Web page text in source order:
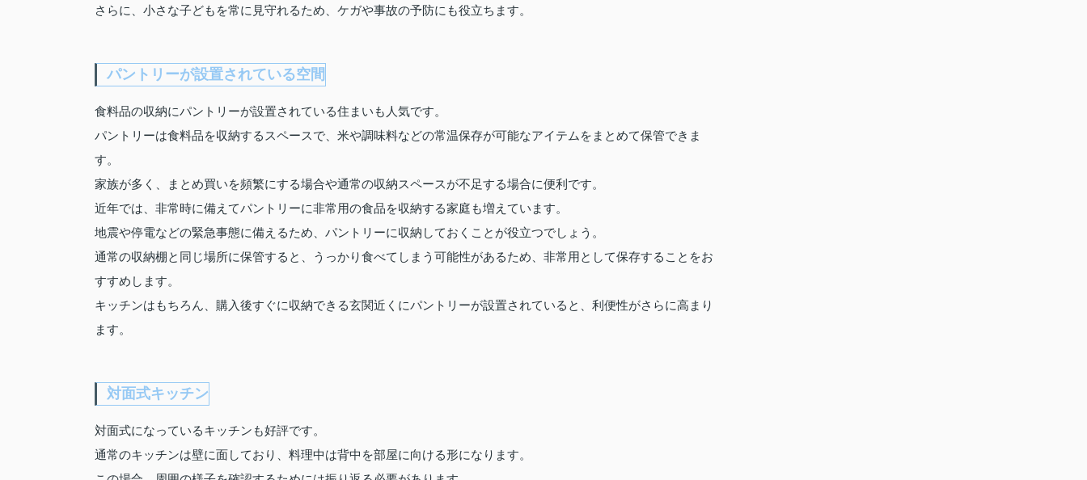
さらに、小さな子どもを常に見守れるため、ケガや事故の予防にも役立ちます。
パントリーが設置されている空間
食料品の収納にパントリーが設置されている住まいも人気です。
パントリーは食料品を収納するスペースで、米や調味料などの常温保存が可能なアイテムをまとめて保管できま
す。
家族が多く、まとめ買いを頻繁にする場合や通常の収納スペースが不足する場合に便利です。
近年では、非常時に備えてパントリーに非常用の食品を収納する家庭も増えています。
地震や停電などの緊急事態に備えるため、パントリーに収納しておくことが役立つでしょう。
通常の収納棚と同じ場所に保管すると、うっかり食べてしまう可能性があるため、非常用として保存することをお
すすめします。
キッチンはもちろん、購入後すぐに収納できる玄関近くにパントリーが設置されていると、利便性がさらに高まり
ます。
対面式キッチン
対面式になっているキッチンも好評です。
通常のキッチンは壁に面しており、料理中は背中を部屋に向ける形になります。